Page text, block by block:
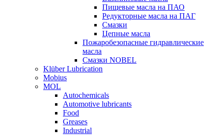
Пищевые масла на ПАО
Редукторные масла на ПАГ
Смазки
Цепные масла
Пожаробезопасные гидравлические
масла
Смазки NOBEL
Klüber Lubrication
Mobius
MOL
Autochemicals
Automotive lubricants
Food
Greases
Industrial